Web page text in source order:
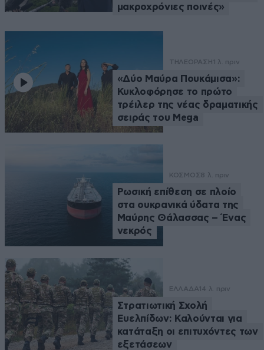
μακροχρόνιες ποινές»
ΤΗΛΕΟΡΑΣΗ 1 λ. πριν
«Δύο Μαύρα Πουκάμισα»:
Κυκλοφόρησε το πρώτο
τρέιλερ της νέας δραματικής
σειράς του Mega
ΚΟΣΜΟΣ8 λ. πριν
Ρωσική επίθεση σε πλοίο
στα ουκρανικά ύδατα της
Μαύρης Θάλασσας – Ένας
νεκρός
ΕΛΛΑΔΑ 14 λ. πριν
Στρατιωτική Σχολή
Ευελπίδων: Καλούνται για
κατάταξη οι επιτυχόντες των
εξετάσεων